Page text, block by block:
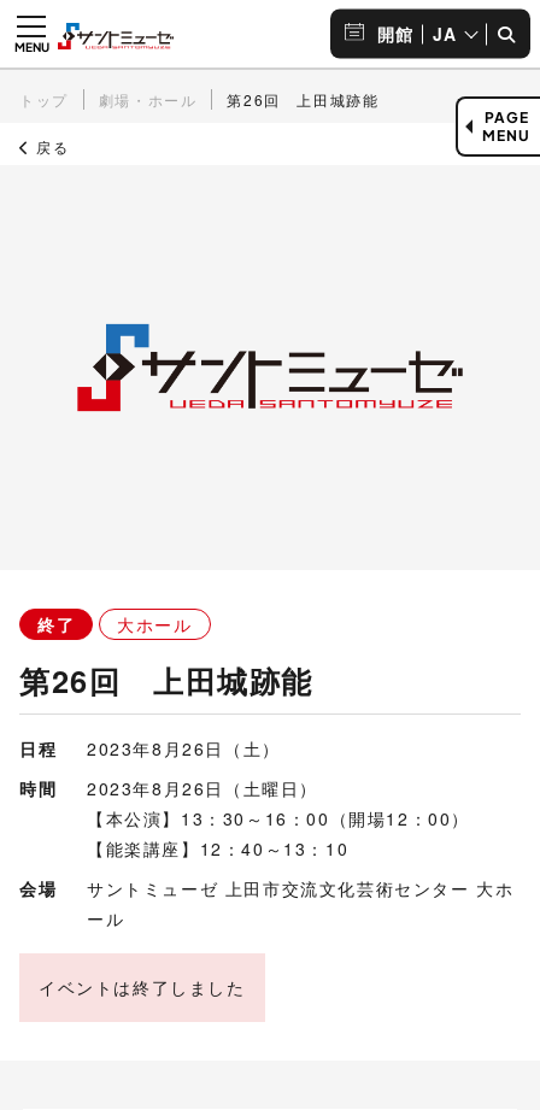
開館 JA
トップ 劇場・ホール 第26回 上田城跡能
戻る
終了 大ホール
第26回 上田城跡能
日程
2023年8月26日（土）
時間
2023年8月26日（土曜日）
【本公演】13：30～16：00（開場12：00）
【能楽講座】12：40～13：10
会場
サントミューゼ 上田市交流文化芸術センター 大ホ
ール
イベントは終了しました
PAGE
MENU